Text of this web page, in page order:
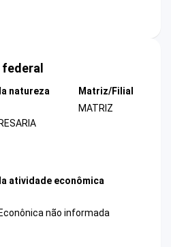
natureza
Matriz/Filial
MATRIZ
atividade econômica
não informada